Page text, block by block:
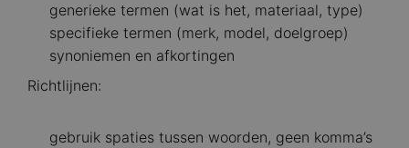
generieke termen (wat is het, materiaal, type)
specifieke termen (merk, model, doelgroep)
synoniemen en afkortingen
Richtlijnen:
gebruik spaties tussen woorden, geen komma’s